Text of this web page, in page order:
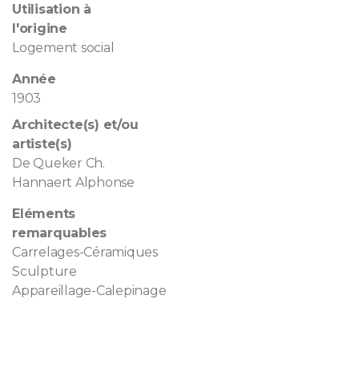
Utilisation à
l'origine
Logement social
Année
1903
Architecte(s) et/ou
artiste(s)
De Queker Ch.
Hannaert Alphonse
Eléments
remarquables
Carrelages-Céramiques
Sculpture
Appareillage-Calepinage